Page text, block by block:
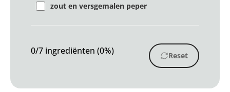
zout en versgemalen peper
0/7 ingrediënten (0%) Reset